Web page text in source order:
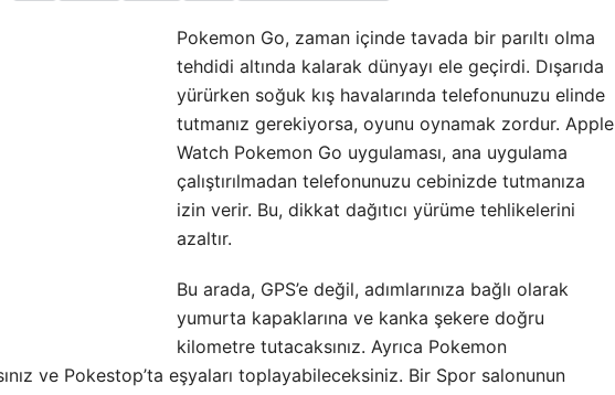
Pokemon Go, zaman içinde tavada bir parıltı olma
tehdidi altında kalarak dünyayı ele geçirdi. Dışarıda
yürürken soğuk kış havalarında telefonunuzu elinde
tutmanız gerekiyorsa, oyunu oynamak zordur. Apple
Watch Pokemon Go uygulaması, ana uygulama
çalıştırılmadan telefonunuzu cebinizde tutmanıza
izin verir. Bu, dikkat dağıtıcı yürüme tehlikelerini
azaltır.
Bu arada, GPS’e değil, adımlarınıza bağlı olarak
yumurta kapaklarına ve kanka şekere doğru
kilometre tutacaksınız. Ayrıca Pokemon
ve Pokestop’ta eşyaları toplayabileceksiniz. Bir Spor salonunun